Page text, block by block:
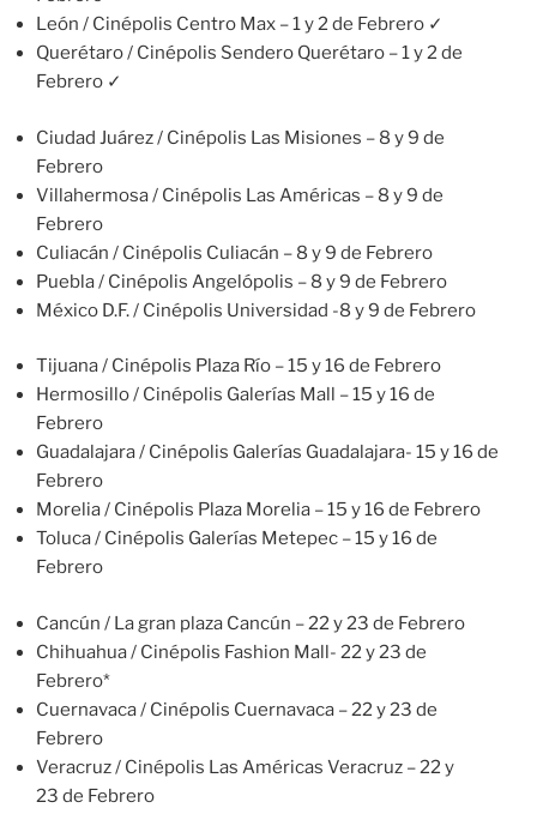
León / Cinépolis Centro Max – 1 y 2 de Febrero ✓
Querétaro / Cinépolis Sendero Querétaro – 1 y 2 de
Febrero ✓
Ciudad Juárez / Cinépolis Las Misiones – 8 y 9 de
Febrero
Villahermosa / Cinépolis Las Américas – 8 y 9 de
Febrero
Culiacán / Cinépolis Culiacán – 8 y 9 de Febrero
Puebla / Cinépolis Angelópolis – 8 y 9 de Febrero
México D.F. / Cinépolis Universidad -8 y 9 de Febrero
Tijuana / Cinépolis Plaza Río – 15 y 16 de Febrero
Hermosillo / Cinépolis Galerías Mall – 15 y 16 de
Febrero
Guadalajara / Cinépolis Galerías Guadalajara- 15 y 16 de
Febrero
Morelia / Cinépolis Plaza Morelia – 15 y 16 de Febrero
Toluca / Cinépolis Galerías Metepec – 15 y 16 de
Febrero
Cancún / La gran plaza Cancún – 22 y 23 de Febrero
Chihuahua / Cinépolis Fashion Mall- 22 y 23 de
Febrero*
Cuernavaca / Cinépolis Cuernavaca – 22 y 23 de
Febrero
Veracruz / Cinépolis Las Américas Veracruz – 22 y
23 de Febrero